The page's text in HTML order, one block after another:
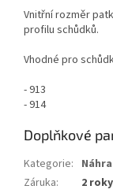
Vnitřní rozměr
profilu schůdků.
Vhodné pro
- 913
- 914
Doplňkové
Kategorie:
Záruka:
2 roky